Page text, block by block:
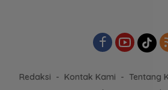
Redaksi Kontak Kami Tentang